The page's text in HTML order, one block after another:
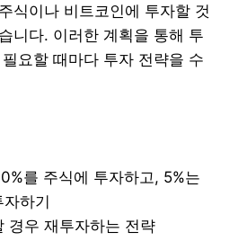
식이나 비트코인에 투자할 것
니다. 이러한 계획을 통해 투
요할 때마다 투자 전략을 수
를 주식에 투자하고, 5%는
하기
경우 재투자하는 전략